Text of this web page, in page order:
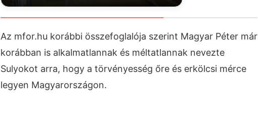
Az mfor.hu korábbi összefoglalója szerint Magyar Péter már
korábban is alkalmatlannak és méltatlannak nevezte
Sulyokot arra, hogy a törvényesség őre és erkölcsi mérce
legyen Magyarországon.